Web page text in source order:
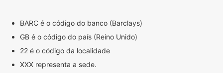
BARC é o código do banco (Barclays)
GB é o código do país (Reino Unido)
22 é o código da localidade
XXX representa a sede.